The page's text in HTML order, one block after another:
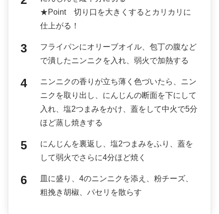
★Point 切り口を大きくするとカリカリに
仕上がる！
フライパンにオリーブオイル、包丁の腹など
で潰したニンニクを入れ、弱火で加熱する
ニンニクの香りが立ち薄く色づいたら、ニン
ニクを取り出し、にんじんの断面を下にして
入れ、塩2つまみをかけ、蓋をして中火で5分
ほど蒸し焼きする
にんじんを裏返し、塩2つまみをふり、蓋を
して弱火でさらに4分ほど焼く
皿に盛り、4のニンニクを添え、粉チーズ、
粗挽き胡椒、パセリを散らす